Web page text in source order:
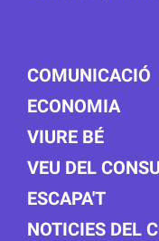
COMUNICACIÓ
ECONOMIA
VIURE BÉ
VEU DEL
ESCAPA'T
NOTICIES DEL